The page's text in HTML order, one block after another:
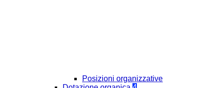
Posizioni organizzative